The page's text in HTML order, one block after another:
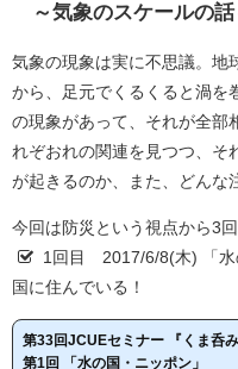
～気象のスケールの話
気象の現象は実に不思議。地
から、足元でくるくると渦を
の現象があって、それが全部
れぞおれの関連を見つつ、そ
が起きるのか、また、どんな
今回は防災という視点から3回
1回目 2017/6/8(木) 「水
国に住んでいる！
第33回JCUEセミナー 『くま呑
第1回 「水の国・ニッポン」